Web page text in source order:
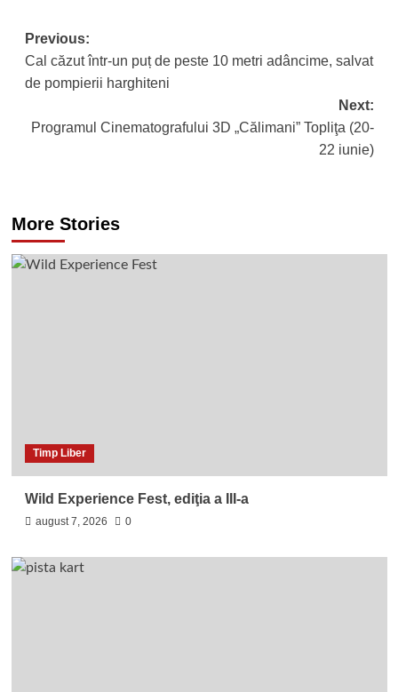
Post
navigation
Previous:
Cal căzut într-un puț de peste 10 metri adâncime, salvat
de pompierii harghiteni
Next:
Programul Cinematografului 3D „Călimani” Topliţa (20-
22 iunie)
More Stories
Timp Liber
Wild Experience Fest, ediţia a III-a
august 7, 2026 0